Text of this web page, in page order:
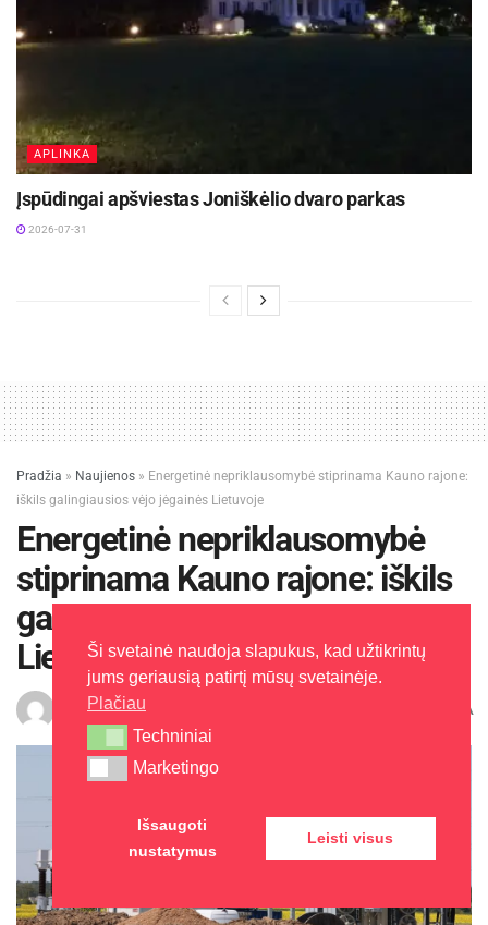
APLINKA
Įspūdingai apšviestas Joniškėlio dvaro parkas
2026-07-31
Pradžia » Naujienos » Energetinė nepriklausomybė stiprinama Kauno rajone:
iškils galingiausios vėjo jėgainės Lietuvoje
Energetinė nepriklausomybė
stiprinama Kauno rajone: iškils
galingiausios vėjo jėgainės
Lietuvoje
Edita L. 2025-05-23 A
Ši svetainė naudoja slapukus, kad užtikrintų
jums geriausią patirtį mūsų svetainėje.
Plačiau
Techniniai
Techniniai
Marketingo
Marketingo
Išsaugoti
nustatymus
Leisti visus